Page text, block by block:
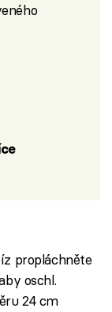
propláchněte
oschl.
24 cm